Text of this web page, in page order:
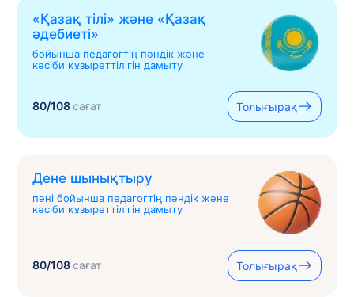
«Қазақ тілі» жəне «Қазақ
əдебиеті»
бойынша педагогтің пәндік және
кәсіби құзыреттілігін дамыту
80/108сағат Толығырақ
Дене шынықтыру
пәні бойынша педагогтің пәндік және
кәсіби құзыреттілігін дамыту
80/108сағат Толығырақ